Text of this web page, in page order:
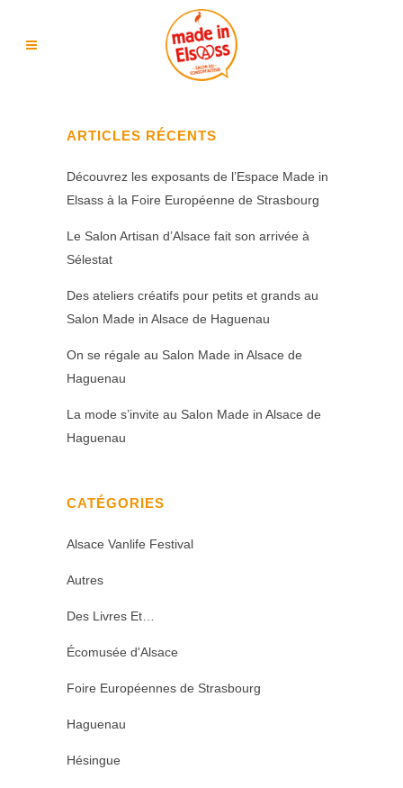
ARTICLES RÉCENTS
Découvrez les exposants de l’Espace Made in
Elsass à la Foire Européenne de Strasbourg
Le Salon Artisan d’Alsace fait son arrivée à
Sélestat
Des ateliers créatifs pour petits et grands au
Salon Made in Alsace de Haguenau
On se régale au Salon Made in Alsace de
Haguenau
La mode s’invite au Salon Made in Alsace de
Haguenau
CATÉGORIES
Alsace Vanlife Festival
Autres
Des Livres Et…
Écomusée d'Alsace
Foire Européennes de Strasbourg
Haguenau
Hésingue